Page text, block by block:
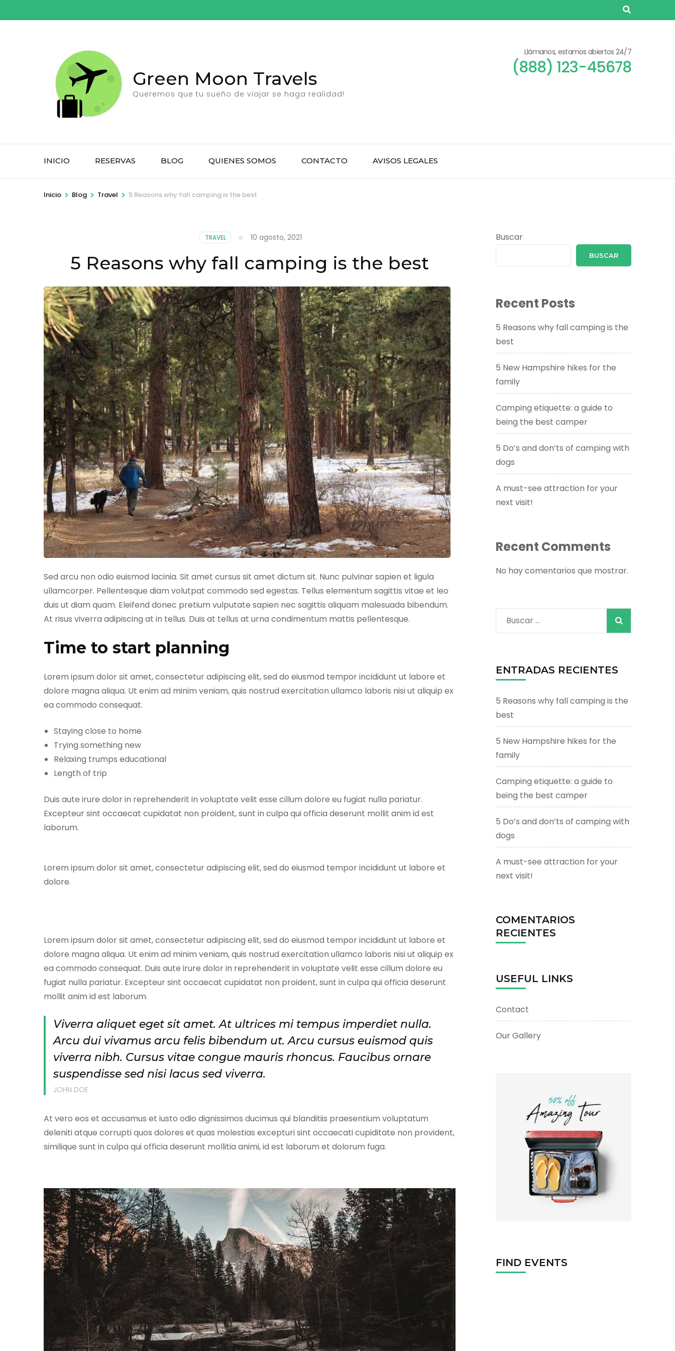
al
Green Moon Travels
Queremos que tu sueño de viajar se haga realidad!
Llámanos, estamos abiertos 24/7
(888) 123-45678
INICIO RESERVAS BLOG QUIENES SOMOS CONTACTO AVISOS LEGALES
Inicio > Blog > Travel > 5 Reasons why fall camping is the best
TRAVEL 10 agosto, 2021
5 Reasons why fall camping is the best
Sed arcu non odio euismod lacinia. Sit amet cursus sit amet dictum sit. Nunc pulvinar sapien et ligula
ullamcorper. Pellentesque diam volutpat commodo sed egestas. Tellus elementum sagittis vitae et leo
duis ut diam quam. Eleifend donec pretium vulputate sapien nec sagittis aliquam malesuada bibendum.
At risus viverra adipiscing at in tellus. Duis at tellus at urna condimentum mattis pellentesque.
Time to start planning
Lorem ipsum dolor sit amet, consectetur adipiscing elit, sed do eiusmod tempor incididunt ut labore et
dolore magna aliqua. Ut enim ad minim veniam, quis nostrud exercitation ullamco laboris nisi ut aliquip ex
ea commodo consequat.
Staying close to home
Trying something new
Relaxing trumps educational
Length of trip
Duis aute irure dolor in reprehenderit in voluptate velit esse cillum dolore eu fugiat nulla pariatur.
Excepteur sint occaecat cupidatat non proident, sunt in culpa qui officia deserunt mollit anim id est
laborum.
Lorem ipsum dolor sit amet, consectetur adipiscing elit, sed do eiusmod tempor incididunt ut labore et
dolore.
Lorem ipsum dolor sit amet, consectetur adipiscing elit, sed do eiusmod tempor incididunt ut labore et
dolore magna aliqua. Ut enim ad minim veniam, quis nostrud exercitation ullamco laboris nisi ut aliquip ex
ea commodo consequat. Duis aute irure dolor in reprehenderit in voluptate velit esse cillum dolore eu
fugiat nulla pariatur. Excepteur sint occaecat cupidatat non proident, sunt in culpa qui officia deserunt
mollit anim id est laborum.
Viverra aliquet eget sit amet. At ultrices mi tempus imperdiet nulla.
Arcu dui vivamus arcu felis bibendum ut. Arcu cursus euismod quis
viverra nibh. Cursus vitae congue mauris rhoncus. Faucibus ornare
suspendisse sed nisi lacus sed viverra.
JOHN DOE
At vero eos et accusamus et iusto odio dignissimos ducimus qui blanditiis praesentium voluptatum
deleniti atque corrupti quos dolores et quas molestias excepturi sint occaecati cupiditate non provident,
similique sunt in culpa qui officia deserunt mollitia animi, id est laborum et dolorum fuga.
Buscar
BUSCAR
Recent Posts
5 Reasons why fall camping is the
best
5 New Hampshire hikes for the
family
Camping etiquette: a guide to
being the best camper
5 Do’s and don’ts of camping with
dogs
A must-see attraction for your
next visit!
Recent Comments
No hay comentarios que mostrar.
Buscar:
ENTRADAS RECIENTES
5 Reasons why fall camping is the
best
5 New Hampshire hikes for the
family
Camping etiquette: a guide to
being the best camper
5 Do’s and don’ts of camping with
dogs
A must-see attraction for your
next visit!
COMENTARIOS
RECIENTES
USEFUL LINKS
Contact
Our Gallery
FIND EVENTS